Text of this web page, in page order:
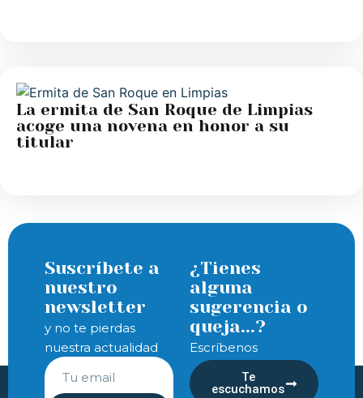
La ermita de San Roque de Limpias
acoge una novena en honor a su
titular
Suscríbete a
nuestro
newsletter
y no te pierdas
nuestra actualidad
¿Tienes
alguna
sugerencia o
queja...?
Escríbenos
Te
escuchamos